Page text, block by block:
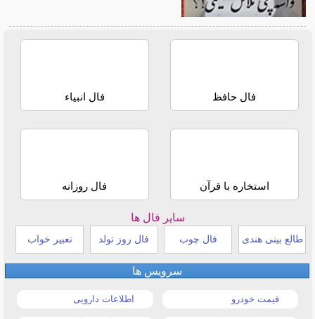
فال حافظ فال انبیاء
استخاره با قرآن فال روزانه
سایر فال ها
طالع بینی هندی فال چوب فال روز تولد تعبیر خواب
سرویس ها
قیمت خودرو اطلاعات دارویی